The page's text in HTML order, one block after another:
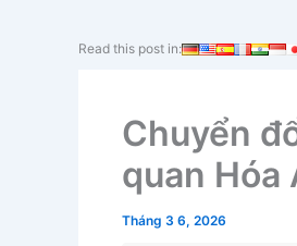
Read this post in:
Chuyển
quan Hóa
Tháng 3 6, 2026